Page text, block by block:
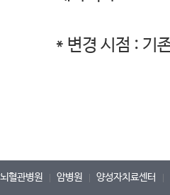
* 변경 시점 : 기
혈관병원 암병원 양성자치료센터